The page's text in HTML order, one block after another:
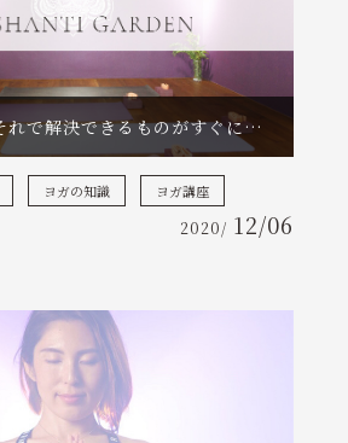
ヨガの知識 ヨガ講座
2020/ 12/06
講座を受けるとそれで解決できるものがすぐに見つかる理由